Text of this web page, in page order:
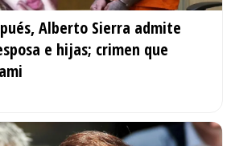
Alberto Sierra admite
e hijas; crimen que